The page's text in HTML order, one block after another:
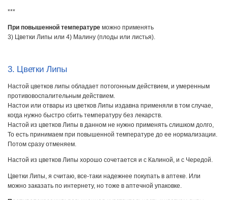
***
При повышенной температуре можно применять
3) Цветки Липы или 4) Малину (плоды или листья).
3. Цветки Липы
Настой цветков липы обладает потогонным действием, и умеренным
противовоспалительным действием.
Настои или отвары из цветков Липы издавна применяли в том случае,
когда нужно быстро сбить температуру без лекарств.
Настой из цветков Липы в данном не нужно применять слишком долго,
То есть принимаем при повышенной температуре до ее нормализации.
Потом сразу отменяем.
Настой из цветков Липы хорошо сочетается и с Калиной, и с Чередой.
Цветки Липы, я считаю, все-таки надежнее покупать в аптеке. Или
можно заказать по интернету, но тоже в аптечной упаковке.